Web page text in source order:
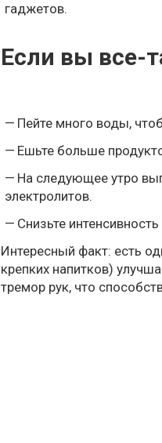
гаджетов.
Если вы все-
Пейте много воды,
Ешьте больше
На следующее утро
электролитов.
Снизьте
Интересный факт: есть
крепких напитков)
тремор рук, что